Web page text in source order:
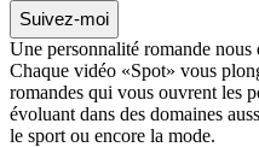
Suivez-moi
Une personnalité romande nous
Chaque vidéo «Spot» vous
romandes qui vous ouvrent les
évoluant dans des domaines
le sport ou encore la mode.